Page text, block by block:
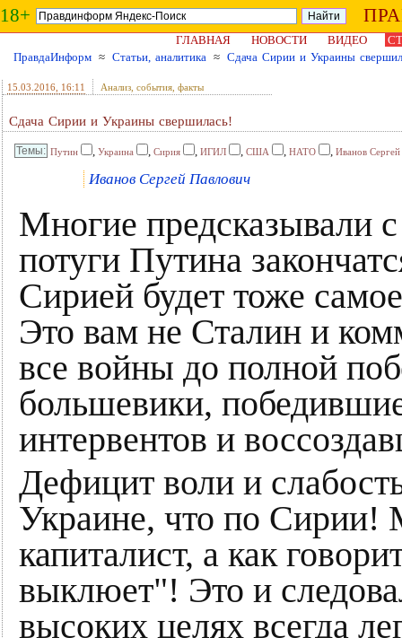
18+
ГЛАВНАЯ НОВОСТИ ВИДЕО
ПравдаИнформ ≈ Статьи, аналитика ≈ Сдача Сирии и Украины
15.03.2016 , 16:11 Анализ, события, факты
Сдача Сирии и Украины свершилась!
Путин , Украина , Сирия , ИГИЛ , США , НАТО , Иванов
Иванов Сергей Павлович
Многие предсказывали
потуги Путина
Сирией будет тоже
Это вам не Сталин и
все войны до полной
большевики,
интервентов и
Дефицит воли и
Украине, что по Сирии!
капиталист, а как
выклюет"! Это и
высоких целях всегда